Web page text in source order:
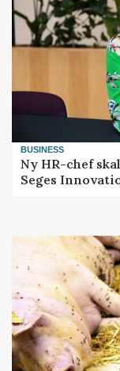
BUSINESS
Ny HR-chef
Seges